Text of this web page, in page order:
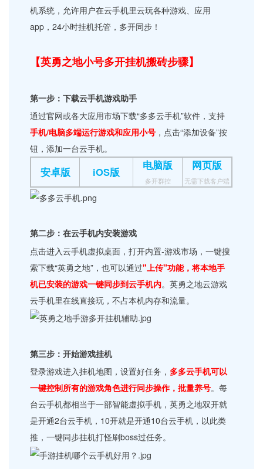
机系统，允许用户在云手机里云玩各种游戏、应用
app，24小时挂机托管，多开同步！
【英勇之地小号多开挂机搬砖步骤】
第一步：下载云手机游戏助手
通过官网或各大应用市场下载“多多云手机”软件，支持
手机/电脑多端运行游戏和应用小号 ，点击“添加设备”按
钮，添加一台云手机。
安卓版 iOS版 电脑版
多开群控
网页版
无需下载客户端
第二步：在云手机内安装游戏
点击进入云手机虚拟桌面，打开内置-游戏市场，一键搜
索下载“英勇之地”，也可以通过"上传"功能，将本地手
机已安装的游戏一键同步到云手机内。英勇之地云游戏
云手机里在线直接玩，不占本机内存和流量。
第三步：开始游戏挂机
登录游戏进入挂机地图，设置好任务， 多多云手机可以
一键控制所有的游戏角色进行同步操作，批量养号。每
台云手机都相当于一部智能虚拟手机，英勇之地双开就
是开通2台云手机，10开就是开通10台云手机，以此类
推，一键同步挂机打怪刷boss过任务。